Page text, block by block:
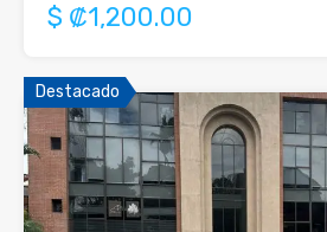
$ ₡1,200.00
Destacado